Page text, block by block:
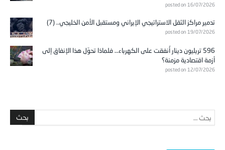
posted on 16/07/2026
تدمير مراكز الثقل الاستراتيجي الإيراني ومستقبل الأمن الخليجي.. (7)
posted on 19/07/2026
596 تريليون دينار أُنفقت على الكهرباء… فلماذا تحوّل هذا الإنفاق إلى
أزمة اقتصادية مزمنة؟
posted on 12/07/2026